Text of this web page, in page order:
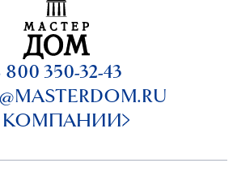
800 350-32-43